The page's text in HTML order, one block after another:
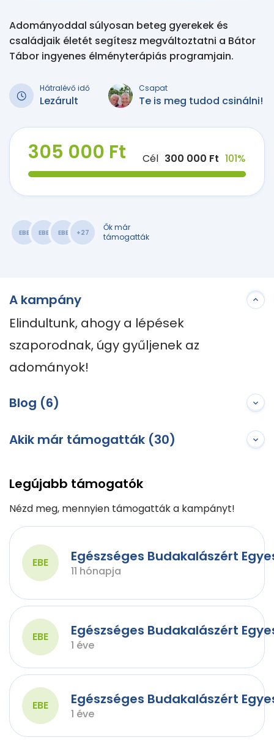
Adományoddal súlyosan beteg gyerekek és
családjaik életét segítesz megváltoztatni a Bátor
Tábor ingyenes élményterápiás programjain.
Hátralévő idő
Lezárult
Csapat
Te is meg tudod csinálni!
305 000 Ft Cél 300 000 Ft 101%
EBE EBE EBE +27
Ők már
támogatták
A kampány
Elindultunk, ahogy a lépések
szaporodnak, úgy gyűljenek az
adományok!
Blog (6)
Akik már támogatták (30)
Legújabb támogatók
Nézd meg, mennyien támogatták a kampányt!
EBE Egészséges Budakalászért
11 hónapja
EBE Egészséges Budakalászért
1 éve
EBE Egészséges Budakalászért
1 éve